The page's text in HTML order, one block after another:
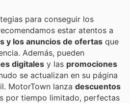
para conseguir los
estar atentos a
y los anuncios de ofertas que
Además, pueden
digitales y las promociones
se actualizan en su página
MotorTown lanza descuentos
por tiempo limitado, perfectas